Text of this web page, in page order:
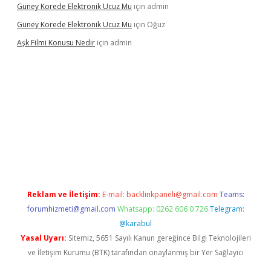
Güney Korede Elektronik Ucuz Mu için admin
Güney Korede Elektronik Ucuz Mu için Oğuz
Aşk Filmi Konusu Nedir için admin
Reklam ve İletişim: E-mail: backlinkpaneli@gmail.com Teams:
forumhizmeti@gmail.com Whatsapp: 0262 606 0 726 Telegram:
@karabul
Yasal Uyarı: Sitemiz, 5651 Sayılı Kanun gereğince Bilgi Teknolojileri
ve İletişim Kurumu (BTK) tarafından onaylanmış bir Yer Sağlayıcı